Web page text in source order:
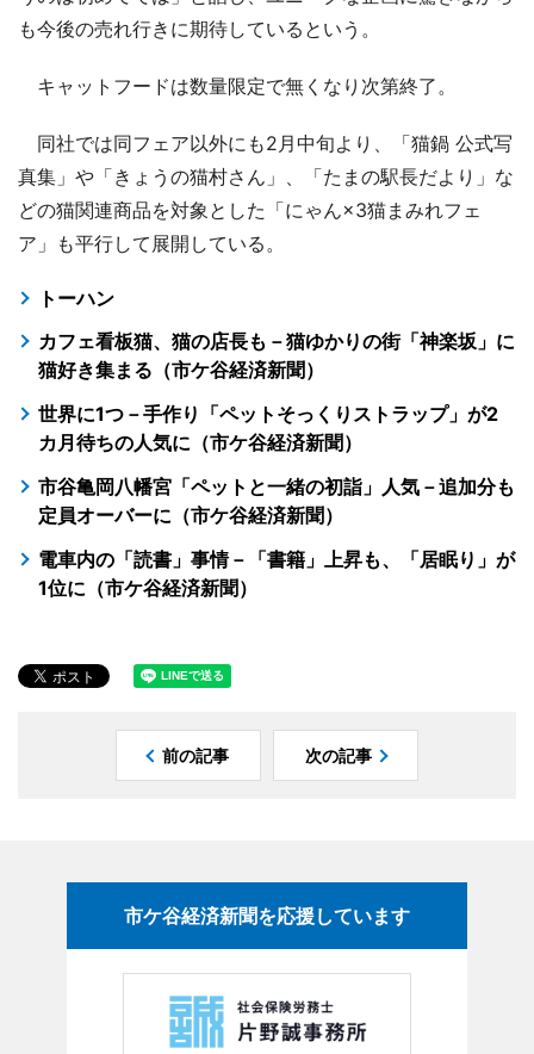
も今後の売れ行きに期待しているという。
キャットフードは数量限定で無くなり次第終了。
同社では同フェア以外にも2月中旬より、「猫鍋 公式写
真集」や「きょうの猫村さん」、「たまの駅長だより」な
どの猫関連商品を対象とした「にゃん×3猫まみれフェ
ア」も平行して展開している。
トーハン
カフェ看板猫、猫の店長も－猫ゆかりの街「神楽坂」に
猫好き集まる（市ケ谷経済新聞）
世界に1つ－手作り「ペットそっくりストラップ」が2
カ月待ちの人気に（市ケ谷経済新聞）
市谷亀岡八幡宮「ペットと一緒の初詣」人気－追加分も
定員オーバーに（市ケ谷経済新聞）
電車内の「読書」事情－「書籍」上昇も、「居眠り」が
1位に（市ケ谷経済新聞）
前の記事 次の記事
市ケ谷経済新聞を応援しています